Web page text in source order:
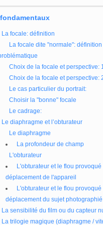
La focale: définition
La focale dite "normale": définition
Choix de la focale et perspective:
Choix de la focale et perspective:
Le cas particulier du portrait:
Choisir la "bonne" focale
Le cadrage:
Le diaphragme et l’obturateur
Le diaphragme
La profondeur de champ
L'obturateur
L'obturateur et le flou provoqué
déplacement de l'appareil
L'obturateur et le flou provoqué
déplacement du sujet photographié
La sensibilité du film ou du capteur
La trilogie magique (diaphragme /